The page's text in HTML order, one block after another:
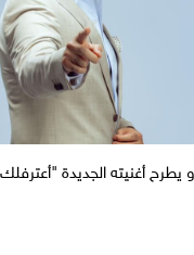
يطرح أغنيته الجديدة